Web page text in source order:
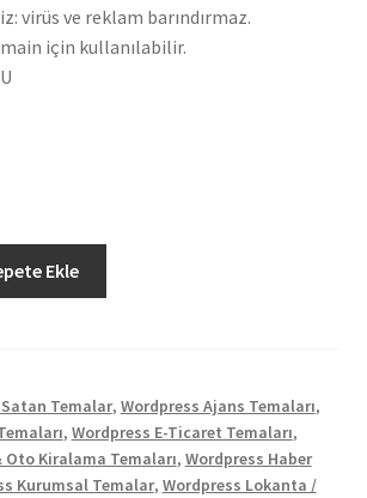
virüs ve reklam barındırmaz.
için kullanılabilir.
Ekle
Satan Temalar, Wordpress Ajans Temaları,
, Wordpress E-Ticaret Temaları,
Oto Kiralama Temaları, Wordpress Haber
Kurumsal Temalar, Wordpress Lokanta /